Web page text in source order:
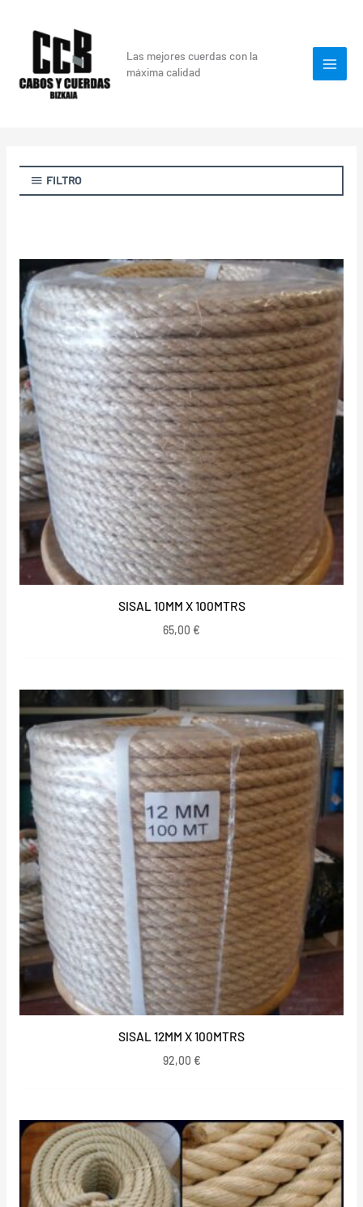
Las mejores cuerdas con la
máxima calidad
FILTRO
SISAL 10MM X 100MTRS
65,00 €
SISAL 12MM X 100MTRS
92,00 €